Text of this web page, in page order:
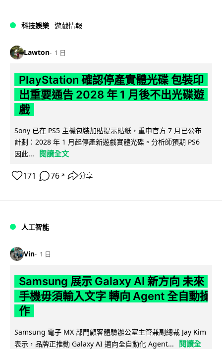
科技娛樂 遊戲情報
Lawton 1 日
PlayStation 確認停產實體光碟 包裝印
出重要通告 2028 年 1 月後不出光碟遊
戲
Sony 已在 PS5 主機包裝加貼提示貼紙，重申官方 7 月已公布
計劃：2028 年 1 月起停產新遊戲實體光碟。分析師預期 PS6
因此...
閱讀全文
171 76 ↗ 分享
人工智能
Vin 1 日
Samsung 展示 Galaxy AI 新方向 未來
手機毋須輸入文字 轉向 Agent 全自動操
作
Samsung 電子 MX 部門顧客體驗辦公室主管兼副總裁 Jay Kim
表示，品牌正推動 Galaxy AI 邁向全自動化 Agent...
閱讀全